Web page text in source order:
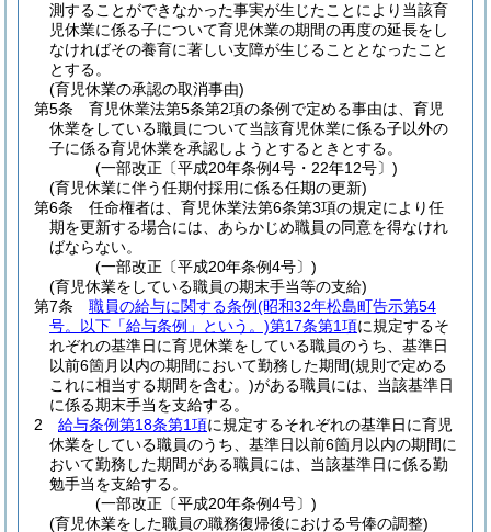
測することができなかった事実が生じたことにより当該育
児休業に係る子について育児休業の期間の再度の延長をし
なければその養育に著しい支障が生じることとなったこと
とする。
(育児休業の承認の取消事由)
第5条
育児休業法第5条第2項の条例で定める事由は、育児
休業をしている職員について当該育児休業に係る子以外の
子に係る育児休業を承認しようとするときとする。
(一部改正〔平成20年条例4号・22年12号〕)
(育児休業に伴う任期付採用に係る任期の更新)
第6条
任命権者は、育児休業法第6条第3項の規定により任
期を更新する場合には、あらかじめ職員の同意を得なけれ
ばならない。
(一部改正〔平成20年条例4号〕)
(育児休業をしている職員の期末手当等の支給)
第7条
職員の給与に関する条例(昭和32年松島町告示第54
号。以下「給与条例」という。)第17条第1項に規定するそ
れぞれの基準日に育児休業をしている職員のうち、基準日
以前6箇月以内の期間において勤務した期間(規則で定める
これに相当する期間を含む。)がある職員には、当該基準日
に係る期末手当を支給する。
2
給与条例第18条第1項に規定するそれぞれの基準日に育児
休業をしている職員のうち、基準日以前6箇月以内の期間に
おいて勤務した期間がある職員には、当該基準日に係る勤
勉手当を支給する。
(一部改正〔平成20年条例4号〕)
(育児休業をした職員の職務復帰後における号俸の調整)